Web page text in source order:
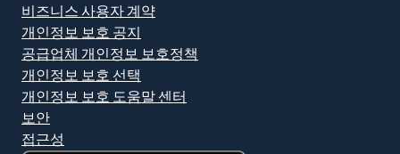
비즈니스 사용자 계약
개인정보 보호 공지
공급업체 개인정보 보호정책
개인정보 보호 선택
개인정보 보호 도움말 센터
보안
접근성